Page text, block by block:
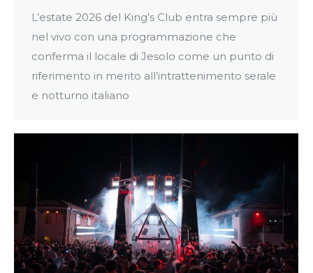
L’estate 2026 del King’s Club entra sempre più
nel vivo con una programmazione che
conferma il locale di Jesolo come un punto di
riferimento in merito all’intrattenimento serale
e notturno italiano